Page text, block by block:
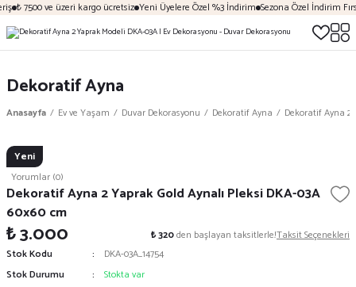
₺ 7500 ve üzeri kargo ücretsiz Yeni Üyelere Özel %3 İndirim Sezona Özel İndirim
Dekoratif Ayna
Anasayfa Ev ve Yaşam Duvar Dekorasyonu Dekoratif Ayna Dekoratif Ayna 2
Yeni
Yorumlar (0)
Dekoratif Ayna 2 Yaprak Gold Aynalı Pleksi DKA-03A
60x60 cm
₺ 3.000 ₺ 320den başlayan taksitlerle!Taksit Seçenekleri
Stok Kodu
DKA-03A_14754
Stok Durumu
Stokta var